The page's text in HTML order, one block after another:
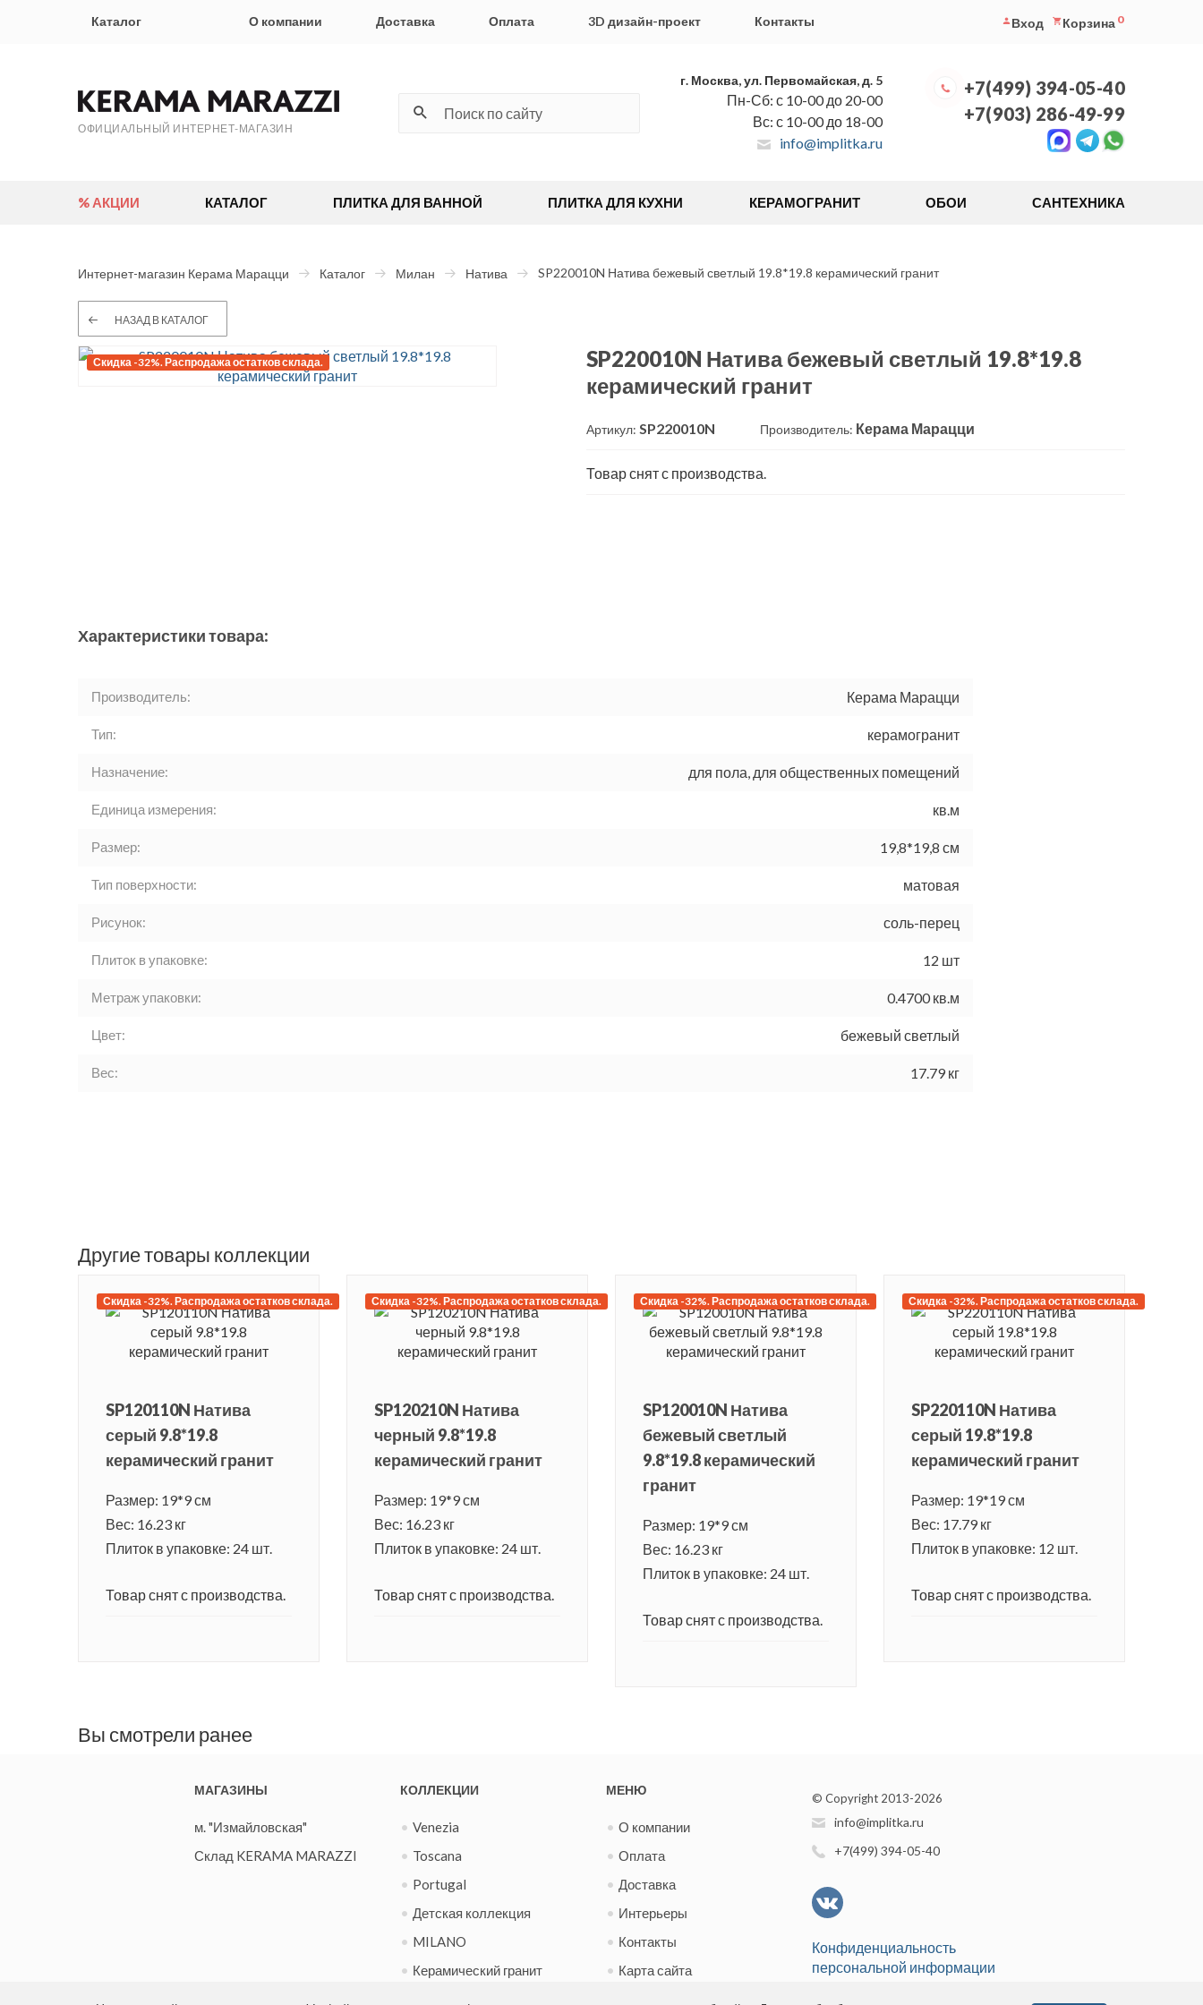
Каталог О компании Доставка Оплата 3D дизайн-проект Контакты Вход Корзина 0
ОФИЦИАЛЬНЫЙ ИНТЕРНЕТ-МАГАЗИН
г. Москва, ул. Первомайская, д. 5
Пн-Сб: с 10-00 до 20-00
Вс: с 10-00 до 18-00
info@implitka.ru
+7(499) 394-05-40
+7(903) 286-49-99
% АКЦИИ КАТАЛОГ ПЛИТКА ДЛЯ ВАННОЙ ПЛИТКА ДЛЯ КУХНИ КЕРАМОГРАНИТ ОБОИ САНТЕХНИКА
Интернет-магазин Керама Марацци Каталог Милан Натива SP220010N Натива бежевый светлый 19.8*19.8 керамический гранит
НАЗАД В КАТАЛОГ
Скидка -32%. Распродажа остатков склада.
SP220010N Натива бежевый светлый 19.8*19.8
керамический гранит
Артикул: SP220010N Производитель: Керама Марацци
Товар снят с производства.
Характеристики товара:
Производитель: Керама Марацци
Тип: керамогранит
Назначение: для пола, для общественных помещений
Единица измерения: кв.м
Размер: 19,8*19,8 см
Тип поверхности: матовая
Рисунок: соль-перец
Плиток в упаковке: 12 шт
Метраж упаковки: 0.4700 кв.м
Цвет: бежевый светлый
Вес: 17.79 кг
Другие товары коллекции
Скидка -32%. Распродажа остатков склада.
SP120110N Натива
серый 9.8*19.8
керамический гранит
Размер: 19*9 см
Вес: 16.23 кг
Плиток в упаковке: 24 шт.
Товар снят с производства.
Скидка -32%. Распродажа остатков склада.
SP120210N Натива
черный 9.8*19.8
керамический гранит
Размер: 19*9 см
Вес: 16.23 кг
Плиток в упаковке: 24 шт.
Товар снят с производства.
Скидка -32%. Распродажа остатков склада.
SP120010N Натива
бежевый светлый
9.8*19.8 керамический
гранит
Размер: 19*9 см
Вес: 16.23 кг
Плиток в упаковке: 24 шт.
Товар снят с производства.
Скидка -32%. Распродажа остатков склада.
SP220110N Натива
серый 19.8*19.8
керамический гранит
Размер: 19*19 см
Вес: 17.79 кг
Плиток в упаковке: 12 шт.
Товар снят с производства.
Вы смотрели ранее
МАГАЗИНЫ
м. "Измайловская"
Склад KERAMA MARAZZI
КОЛЛЕКЦИИ
Venezia
Toscana
Portugal
Детская коллекция
MILANO
Керамический гранит
МЕНЮ
О компании
Оплата
Доставка
Интерьеры
Контакты
Карта сайта
© Copyright 2013-2026
info@implitka.ru
+7(499) 394-05-40
Конфиденциальность
персональной информации